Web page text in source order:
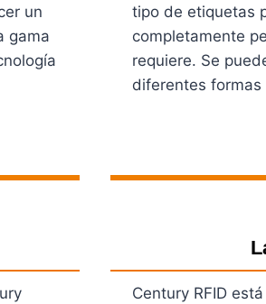
un
gama
tipo de etiquetas
completamente
requiere. Se
diferentes
Century RFID